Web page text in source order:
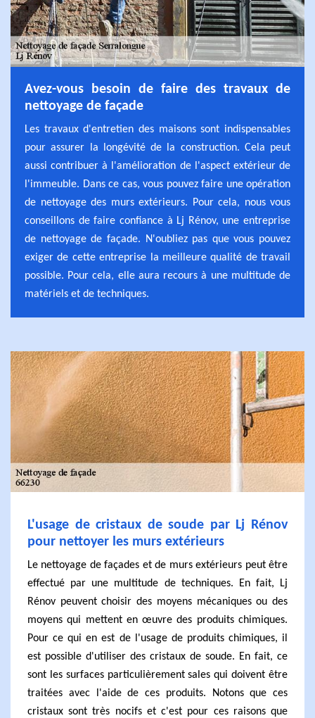
Avez-vous besoin de faire des travaux de
nettoyage de façade
Les travaux d'entretien des maisons sont indispensables
pour assurer la longévité de la construction. Cela peut
aussi contribuer à l'amélioration de l'aspect extérieur de
l'immeuble. Dans ce cas, vous pouvez faire une opération
de nettoyage des murs extérieurs. Pour cela, nous vous
conseillons de faire confiance à Lj Rénov, une entreprise
de nettoyage de façade. N'oubliez pas que vous pouvez
exiger de cette entreprise la meilleure qualité de travail
possible. Pour cela, elle aura recours à une multitude de
matériels et de techniques.
L'usage de cristaux de soude par Lj Rénov
pour nettoyer les murs extérieurs
Le nettoyage de façades et de murs extérieurs peut être
effectué par une multitude de techniques. En fait, Lj
Rénov peuvent choisir des moyens mécaniques ou des
moyens qui mettent en œuvre des produits chimiques.
Pour ce qui en est de l'usage de produits chimiques, il
est possible d'utiliser des cristaux de soude. En fait, ce
sont les surfaces particulièrement sales qui doivent être
traitées avec l'aide de ces produits. Notons que ces
cristaux sont très nocifs et c'est pour ces raisons que